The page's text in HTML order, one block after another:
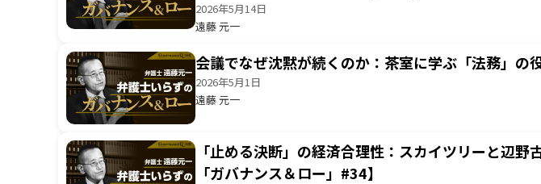
2026年5月14日
遠藤 元一
会議でなぜ沈黙が続くのか：茶室に学ぶ「法務」の
2026年5月1日
遠藤 元一
「止める決断」の経済合理性：スカイツリーと辺
「ガバナンス＆ロー」#34】